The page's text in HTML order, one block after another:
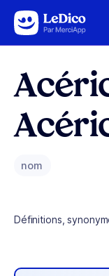
Aller au contenu
nom
Définitions,